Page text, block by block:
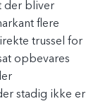
der bliver
flere
trussel for
opbevares
stadig ikke er